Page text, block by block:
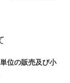
位の販売及び小